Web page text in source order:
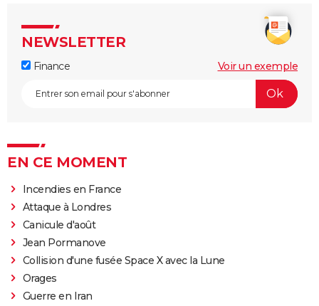
NEWSLETTER
Finance Voir un exemple
EN CE MOMENT
Incendies en France
Attaque à Londres
Canicule d'août
Jean Pormanove
Collision d'une fusée Space X avec la Lune
Orages
Guerre en Iran